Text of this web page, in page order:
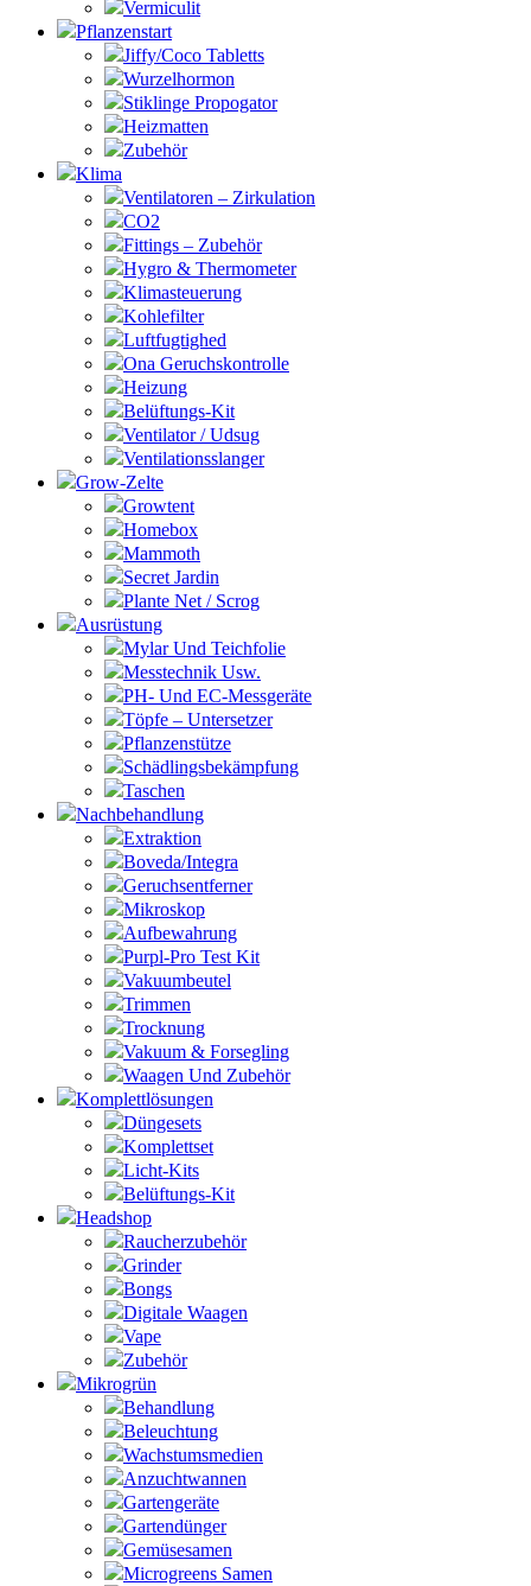
Vermiculit
Pflanzenstart
Jiffy/Coco Tabletts
Wurzelhormon
Stiklinge Propogator
Heizmatten
Zubehör
Klima
Ventilatoren – Zirkulation
CO2
Fittings – Zubehör
Hygro & Thermometer
Klimasteuerung
Kohlefilter
Luftfugtighed
Ona Geruchskontrolle
Heizung
Belüftungs-Kit
Ventilator / Udsug
Ventilationsslanger
Grow-Zelte
Growtent
Homebox
Mammoth
Secret Jardin
Plante Net / Scrog
Ausrüstung
Mylar Und Teichfolie
Messtechnik Usw.
PH- Und EC-Messgeräte
Töpfe – Untersetzer
Pflanzenstütze
Schädlingsbekämpfung
Taschen
Nachbehandlung
Extraktion
Boveda/Integra
Geruchsentferner
Mikroskop
Aufbewahrung
Purpl-Pro Test Kit
Vakuumbeutel
Trimmen
Trocknung
Vakuum & Forsegling
Waagen Und Zubehör
Komplettlösungen
Düngesets
Komplettset
Licht-Kits
Belüftungs-Kit
Headshop
Raucherzubehör
Grinder
Bongs
Digitale Waagen
Vape
Zubehör
Mikrogrün
Behandlung
Beleuchtung
Wachstumsmedien
Anzuchtwannen
Gartengeräte
Gartendünger
Gemüsesamen
Microgreens Samen